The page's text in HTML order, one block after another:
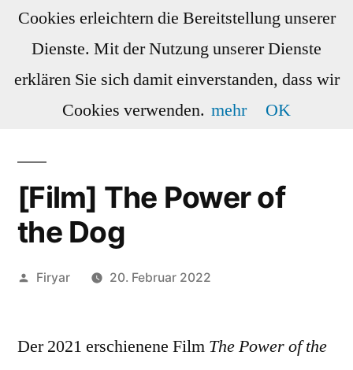
Zum
Inhalt
springen
Doggos Wishlist Serien
[Film] The Power of
the Dog
Veröffentlicht
Firyar 20. Februar 2022
Der 2021 erschienene Film The Power of the
Cookies erleichtern die Bereitstellung unserer
Dienste. Mit der Nutzung unserer Dienste
erklären Sie sich damit einverstanden, dass wir
Cookies verwenden. mehr OK